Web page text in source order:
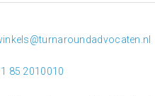
85 2010010